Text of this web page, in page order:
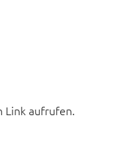
Link aufrufen.